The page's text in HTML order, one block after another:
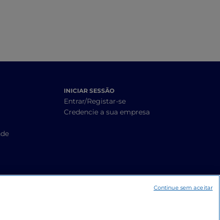
INICIAR SESSÃO
Entrar/Registar-se
Credencie a sua empresa
Continue sem aceitar